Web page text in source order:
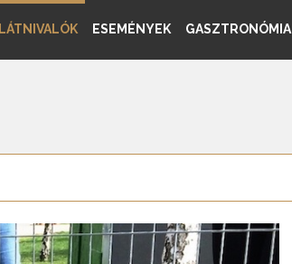
LÁTNIVALÓK ESEMÉNYEK GASZTRONÓMIA